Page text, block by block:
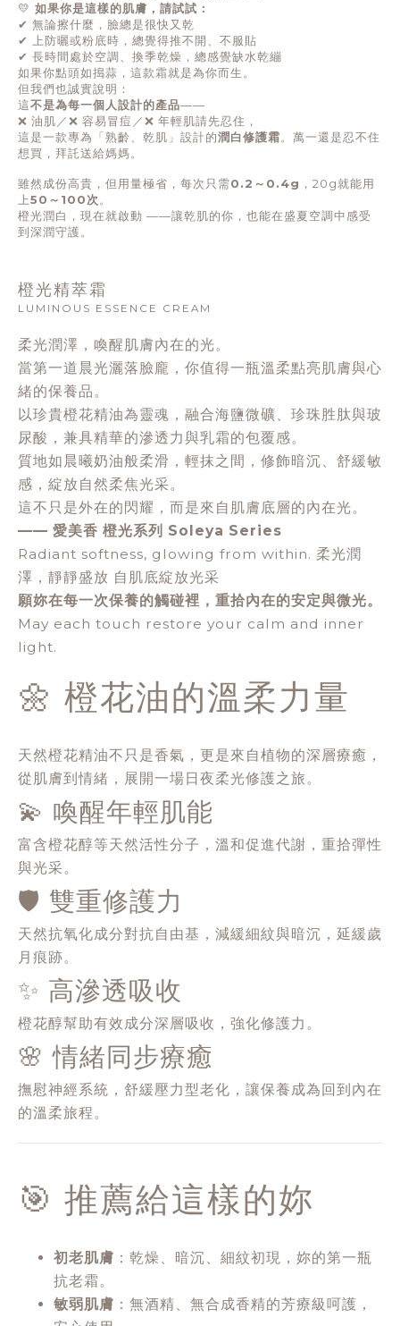
💛 如果你是這樣的肌膚，請試試：
✔ 無論擦什麼，臉總是很快又乾
✔
上防曬或粉底時，總覺得推不開、不服貼
✔ 長時間處於空調、換季乾燥，總感覺缺水乾繃
如果你點頭如搗蒜，這款霜就是為你而生。
但我們也誠實說明：
這不是為每一個人設計的產品——
❌ 油肌／❌ 容易冒痘／❌ 年輕肌請先忍住，
這是一款專為「熟齡、乾肌」設計的潤白修護霜。萬一還是忍不住
想買，拜託送給媽媽。
雖然成份高貴，但用量極省，每次只需0.2～0.4g ，20g就能用
上50～100次。
橙光潤白，現在就啟動 ——讓乾肌的你，也能在盛夏空調中感受
到深潤守護。
橙光精萃霜
LUMINOUS ESSENCE CREAM
柔光潤澤，喚醒肌膚內在的光。
當第一道晨光灑落臉龐，你值得一瓶溫柔點亮肌膚與心
緒的保養品。
以珍貴橙花精油為靈魂，融合海鹽微礦、珍珠胜肽與玻
尿酸，兼具精華的滲透力與乳霜的包覆感。
質地如晨曦奶油般柔滑，輕抹之間，修飾暗沉、舒緩敏
感，綻放自然柔焦光采。
這不只是外在的閃耀，而是來自肌膚底層的內在光。
—— 愛美香 橙光系列 Soleya Series
Radiant softness, glowing from within. 柔光潤
澤，靜靜盛放 自肌底綻放光采
願妳在每一次保養的觸碰裡，重拾內在的安定與微光。
May each touch restore your calm and inner
light.
🌼 橙花油的溫柔力量
天然橙花精油不只是香氣，更是來自植物的深層療癒，
從肌膚到情緒，展開一場日夜柔光修護之旅。
💫 喚醒年輕肌能
富含橙花醇等天然活性分子，溫和促進代謝，重拾彈性
與光采。
🛡️ 雙重修護力
天然抗氧化成分對抗自由基，減緩細紋與暗沉，延緩歲
月痕跡。
✨ 高滲透吸收
橙花醇幫助有效成分深層吸收，強化修護力。
🌸 情緒同步療癒
撫慰神經系統，舒緩壓力型老化，讓保養成為回到內在
的溫柔旅程。
🎯 推薦給這樣的妳
初老肌膚 ：乾燥、暗沉、細紋初現，妳的第一瓶
抗老霜。
敏弱肌膚 ：無酒精、無合成香精的芳療級呵護，